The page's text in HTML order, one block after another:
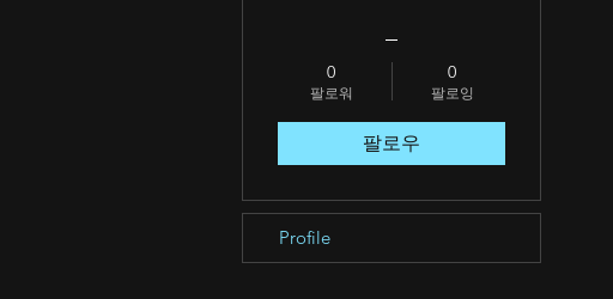
0
팔로워
0
팔로잉
팔로우
Profile